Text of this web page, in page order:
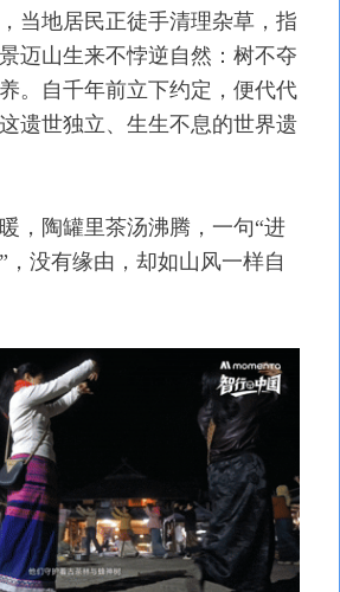
当地居民正徒手清理杂草，指
迈山生来不悖逆自然：树不夺
。自千年前立下约定，便代代
遗世独立、生生不息的世界遗
，陶罐里茶汤沸腾，一句“进
，没有缘由，却如山风一样自